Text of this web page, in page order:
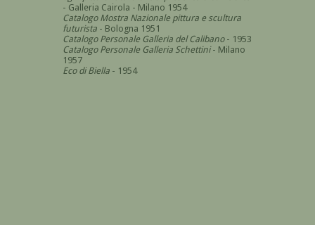
- Galleria Cairola - Milano 1954
Catalogo Mostra Nazionale pittura e scultura
futurista - Bologna 1951
Catalogo Personale Galleria del Calibano- 1953
Catalogo Personale Galleria Schettini- Milano
1957
Eco di Biella - 1954